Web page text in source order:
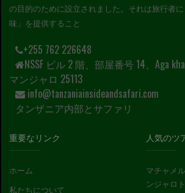
の目的のために設立されました。それは旅行者
味」を提供すること
+255 762 226648
NSSF ビル 2 階、部屋番号 14、Aga
マンジャロ 25113
info@tanzaniainsideandsafari.com
タンザニア内部とサファリ
重要なリンク
ホーム
私たちについて
人気のツ
マチャメ
ンジャロ